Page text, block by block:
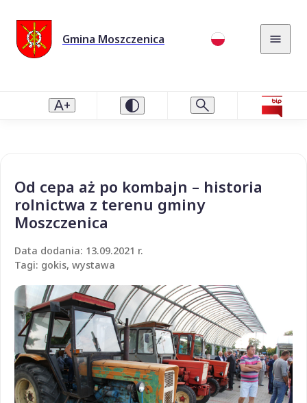
Gmina Moszczenica
Od cepa aż po kombajn – historia
rolnictwa z terenu gminy
Moszczenica
Data dodania: 13.09.2021 r.
Tagi: gokis, wystawa